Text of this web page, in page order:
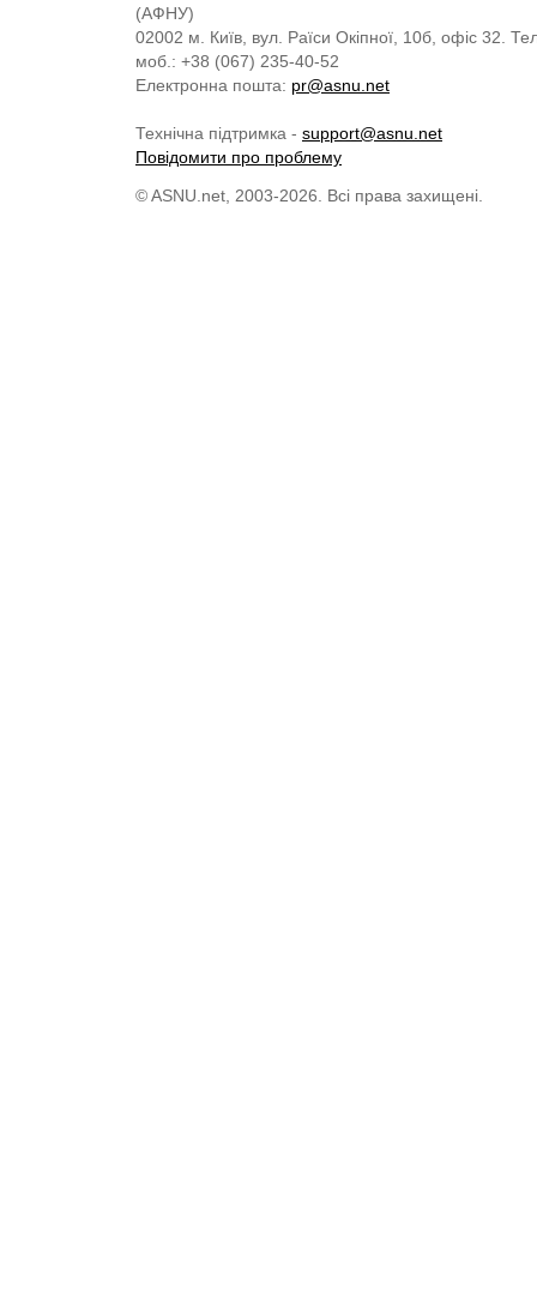
(АФНУ)
02002 м. Київ, вул. Раїси Окіпної, 10б, офіс 32.
моб.: +38 (067) 235-40-52
Електронна пошта: pr@asnu.net
Технічна підтримка - support@asnu.net
Повідомити про проблему
© ASNU.net, 2003-2026. Всі права захищені.